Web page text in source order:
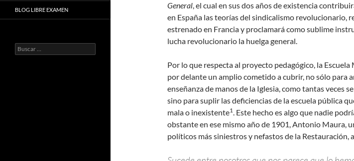
General, el cual en sus dos años de existencia
en España las teorías del sindicalismo revolucionario,
estrenado en Francia y proclamará como sublime
lucha revolucionario la huelga general.
Por lo que respecta al proyecto pedagógico, la
por delante un amplio cometido a cubrir, no sólo para
enseñanza de manos de la Iglesia, como tantas veces
sino para suplir las deficiencias de la escuela pública
mala o inexistente1. Este hecho es algo que nadie
obstante en ese mismo año de 1901, Antonio Maura,
políticos más siniestros y nefastos de la Restauración,
BLOG LIBRE EXAMEN
Buscar: